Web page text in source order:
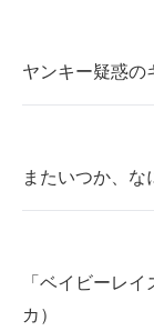
ヤンキー疑惑の
またいつか、な
「ベイビーレ
カ）